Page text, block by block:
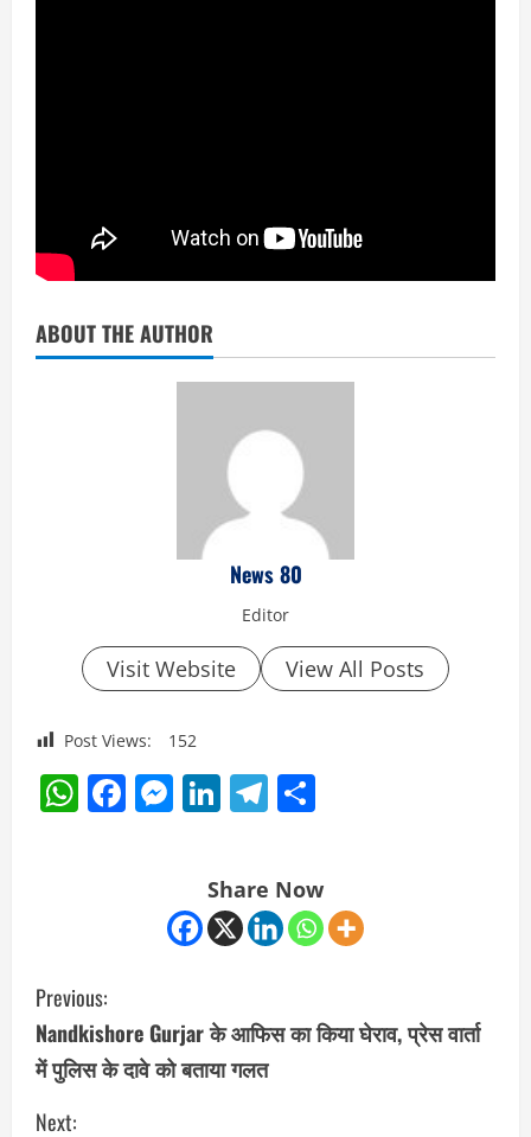
ABOUT THE AUTHOR
News 80
Editor
Visit Website View All Posts
Post Views: 152
WhatsApp
Facebook
Messenger
LinkedIn
Telegram
Share Now
C
o
n
Previous:
Nandkishore Gurjar के आफिस का किया घेराव, प्रेस वार्ता
में पुलिस के दावे को बताया गलत
Next: